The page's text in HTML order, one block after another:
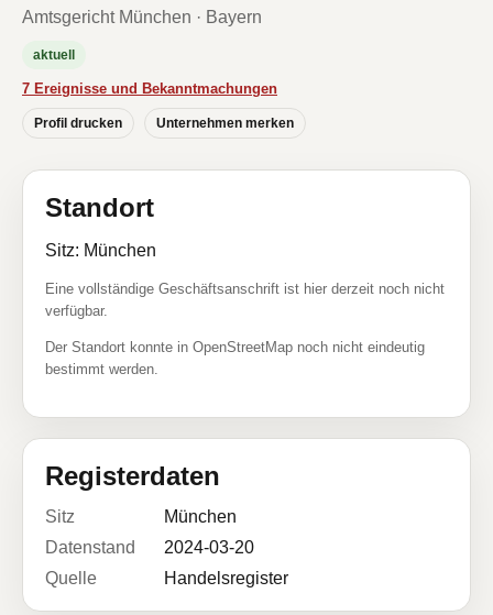
Amtsgericht München · Bayern
aktuell
7 Ereignisse und Bekanntmachungen
Profil drucken Unternehmen merken
Standort
Sitz: München
Eine vollständige Geschäftsanschrift ist hier derzeit noch nicht
verfügbar.
Der Standort konnte in OpenStreetMap noch nicht eindeutig
bestimmt werden.
Registerdaten
Sitz
München
Datenstand
2024-03-20
Quelle
Handelsregister